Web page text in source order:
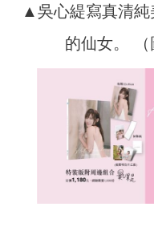
▲吳心緹寫真清純
的仙女。 （